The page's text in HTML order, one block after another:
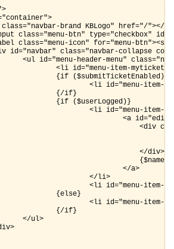
brand KBLogo" href="/"></a>
class="menu-btn" type="checkbox"
class="menu-icon" for="menu-
class="navbar-collapse
header-menu" class="nav
mytickets" class="menu-
submitticket" class="menu-
item-user"
a>
li>
logout" class="menu-
login" class="menu-item"><a